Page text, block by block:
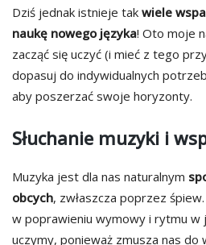
Dziś jednak istnieje tak wiele
naukę nowego języka! Oto moje
zacząć się uczyć (i mieć z tego
dopasuj do indywidualnych
aby poszerzać swoje horyzonty.
Słuchanie muzyki i
Muzyka jest dla nas naturalnym
obcych, zwłaszcza poprzez
w poprawieniu wymowy i rytmu w
uczymy, ponieważ zmusza nas do